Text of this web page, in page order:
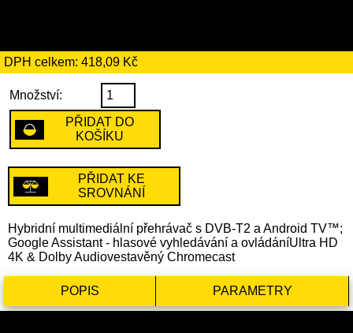
DPH celkem: 418,09 Kč
Množství:
PŘIDAT DO
KOŠÍKU
PŘIDAT KE
SROVNÁNÍ
Hybridní multimediální přehrávač s DVB-T2 a Android TV™;
Google Assistant - hlasové vyhledávání a ovládáníUltra HD
4K & Dolby Audiovestavěný Chromecast
POPIS PARAMETRY